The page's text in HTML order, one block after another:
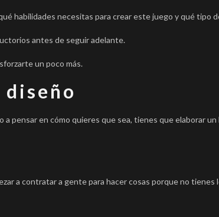
habilidades necesitas para crear este juego y qué tipo
antes de seguir adelante.
un poco más.
pensar en cómo quieres que sea, tienes que elaborar
a contratar a gente para hacer cosas porque no